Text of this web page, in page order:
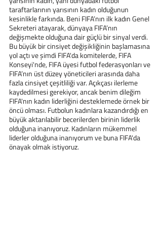
taraftarlarının yarısının kadın olduğunun
kesinlikle farkında. Beni FIFA’nın ilk kadın Genel
Sekreteri atayarak, dünyaya FIFA’nın
değişmekte olduğuna dair güçlü bir sinyal verdi.
Bu büyük bir cinsiyet değişikliğinin başlamasına
yol açtı ve şimdi FIFA'da komitelerde, FIFA
Konseyi'nde, FIFA üyesi futbol federasyonları ve
FIFA’nın üst düzey yöneticileri arasında daha
fazla cinsiyet çeşitliliği var. Açıkçası ilerleme
kaydedilmesi gerekiyor, ancak benim dileğim
FIFA'nın kadın liderliğini desteklemede örnek bir
öncü olması. Futbolun kadınlara kazandırdığı en
büyük aktarılabilir becerilerden birinin liderlik
olduğuna inanıyoruz. Kadınların mükemmel
liderler olduğuna inanıyorum ve buna FIFA'da
önayak olmak istiyoruz.